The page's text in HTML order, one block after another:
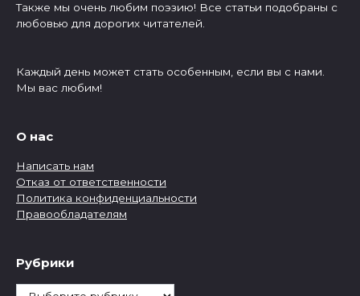
Также мы очень любим поэзию! Все статьи подобраны с
любовью для дорогих читателей.
Каждый день может стать особенным, если вы с нами.
Мы вас любим!
О нас
Написать нам
Отказ от ответственности
Политика конфиденциальности
Правообладателям
Рубрики
Рубрики